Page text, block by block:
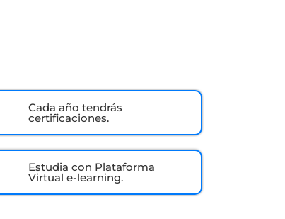
Cada año tendrás
certificaciones.
Estudia con Plataforma
Virtual e-learning.